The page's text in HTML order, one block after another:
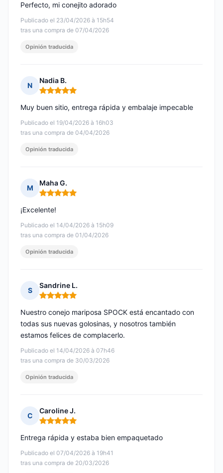
Publicado el 23/04/2026 à 15h54
tras una compra de 07/04/2026
Perfecto, mi conejito adorado
Opinión traducida
N
Nadia B.
Nota: 5 de 5
Publicado el 19/04/2026 à 16h03
tras una compra de 04/04/2026
Muy buen sitio, entrega rápida y embalaje impecable
Opinión traducida
M
Maha G.
Nota: 5 de 5
Publicado el 14/04/2026 à 15h09
tras una compra de 01/04/2026
¡Excelente!
Opinión traducida
S
Sandrine L.
Nota: 5 de 5
Publicado el 14/04/2026 à 07h46
tras una compra de 30/03/2026
Nuestro conejo mariposa SPOCK está encantado con
todas sus nuevas golosinas, y nosotros también
estamos felices de complacerlo.
Opinión traducida
C
Caroline J.
Nota: 5 de 5
Publicado el 07/04/2026 à 19h41
tras una compra de 20/03/2026
Entrega rápida y estaba bien empaquetado